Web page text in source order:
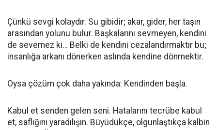
Çünkü sevgi kolaydır. Su gibidir; akar, gider, her taşın
arasından yolunu bulur. Başkalarını sevmeyen, kendini
de sevemez ki… Belki de kendini cezalandırmaktır bu;
insanlığa arkanı dönerken aslında kendine dönmektir.
Oysa çözüm çok daha yakında: Kendinden başla.
Kabul et senden gelen seni. Hatalarını tecrübe kabul
et, saflığını yaradılışın. Büyüdükçe, olgunlaştıkça kalbin